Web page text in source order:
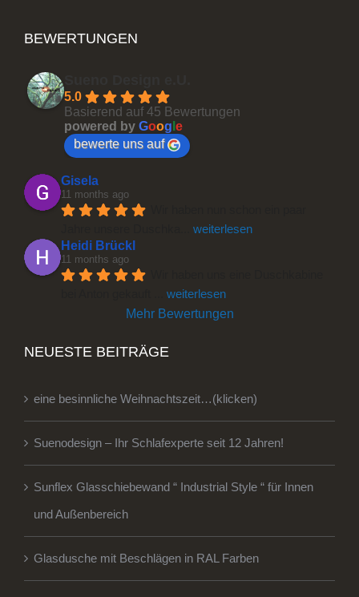
Designglasdusche
BEWERTUNGEN
5.0
Basierend auf 45 Bewertungen
powered by Goog e
bewerte uns auf
Gisela
11 months ago
weiterlesen
Heidi Brückl
11 months ago
weiterlesen
Mehr Bewertungen
NEUESTE BEITRÄGE
eine besinnliche Weihnachtszeit…(klicken)
Suenodesign – Ihr Schlafexperte seit 12 Jahren!
Sunflex Glasschiebewand “ Industrial Style “ für Innen
und Außenbereich
Glasdusche mit Beschlägen in RAL Farben